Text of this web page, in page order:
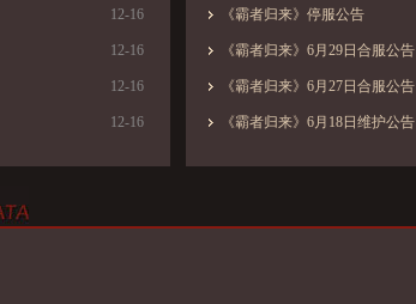
12-16
12-16
12-16
12-16
《霸者归来》停服公告
《霸者归来》6月29日合服公告
《霸者归来》6月27日合服公告
《霸者归来》6月18日维护公告